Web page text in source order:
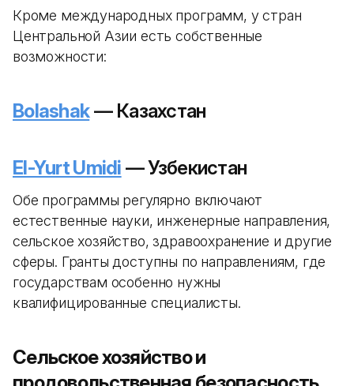
Кроме международных программ, у стран
Центральной Азии есть собственные
возможности:
Bolashak— Казахстан
El-Yurt Umidi — Узбекистан
Обе программы регулярно включают
естественные науки, инженерные направления,
сельское хозяйство, здравоохранение и другие
сферы. Гранты доступны по направлениям, где
государствам особенно нужны
квалифицированные специалисты.
Сельское хозяйство и